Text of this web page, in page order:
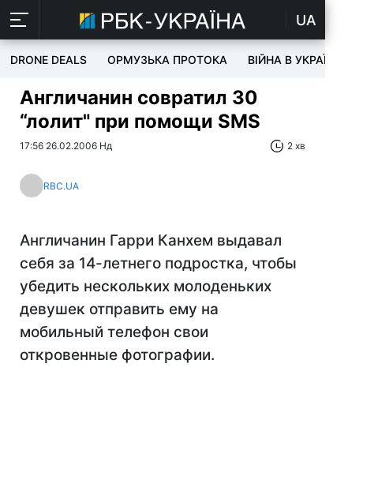
UA
DRONE DEALS ОРМУЗЬКА ПРОТОКА ВІЙНА В УКРАЇНІ
Англичанин совратил 30
“лолит" при помощи SMS
17:56 26.02.2006 Нд 2 хв
RBC.UA
Англичанин Гарри Канхем выдавал
себя за 14-летнего подростка, чтобы
убедить нескольких молоденьких
девушек отправить ему на
мобильный телефон свои
откровенные фотографии.